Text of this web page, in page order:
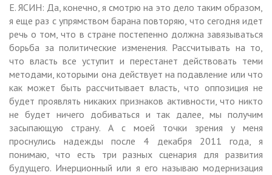
Е. ЯСИН: Да, конечно, я смотрю на это дело таким образом,
я еще раз с упрямством барана повторяю, что сегодня идет
речь о том, что в стране постепенно должна завязываться
борьба за политические изменения. Рассчитывать на то,
что власть все уступит и перестанет действовать теми
методами, которыми она действует на подавление или что
как может быть рассчитывает власть, что оппозиция не
будет проявлять никаких признаков активности, что никто
не будет ничего добиваться и так далее, мы получим
засыпающую страну. А с моей точки зрения у меня
проснулись надежды после 4 декабря 2011 года, я
понимаю, что есть три разных сценария для развития
будущего. Инерционный или я его называю модернизация